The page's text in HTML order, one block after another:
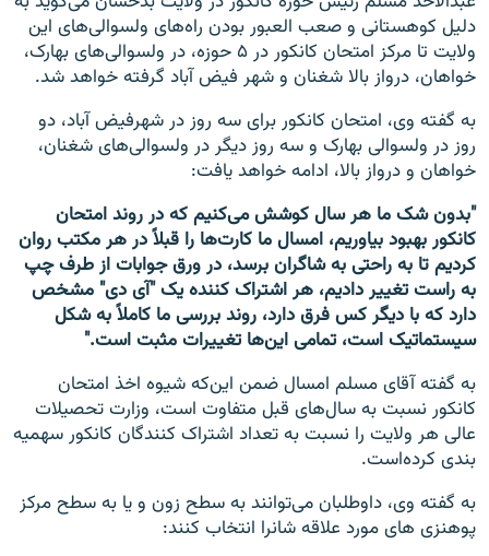
دلیل کوهستانی و صعب العبور بودن راه‌های ولسوالی‌های این
ولایت تا مرکز امتحان کانکور در ۵ حوزه، در ولسوالی‌های بهارک،
خواهان، درواز بالا شغنان و شهر فیض آباد گرفته خواهد شد.
به گفته وی، امتحان کانکور برای سه روز در شهرفیض آباد، دو
روز در ولسوالی بهارک و سه روز دیگر در ولسوالی‌های شغنان،
خواهان و درواز بالا، ادامه خواهد یافت:
"بدون شک ما هر سال کوشش می‌کنیم که در روند امتحان
کانکور بهبود بیاوریم، امسال ما کارت‌ها را قبلاً در هر مکتب روان
کردیم تا به راحتی به شاگران برسد، در ورق جوابات از طرف چپ
به راست تغییر دادیم، هر اشتراک کننده یک‌ "آی دی" مشخص
دارد که با دیگر کس فرق دارد، روند بررسی ما کاملاً به شکل
سیستماتیک است، تمامی این‌ها تغییرات مثبت است."
به گفته آقای مسلم امسال ضمن این‌که شیوه اخذ امتحان
کانکور نسبت به سال‌های قبل متفاوت است، وزارت تحصیلات
عالی هر ولایت را نسبت به تعداد اشتراک کنندگان کانکور سهمیه
بندی کرده‌است.
به گفته وی، داوطلبان می‌توانند به سطح زون و یا به سطح مرکز
پوهنزی های مورد علاقه شانرا انتخاب کنند: